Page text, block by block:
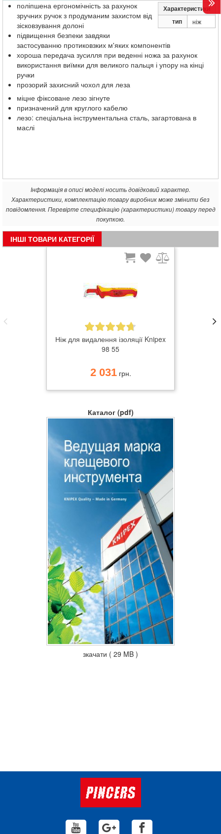
Характеристики
тип
ніж
поліпшена ергономічність за рахунок
зручних ручок з продуманим захистом від
зісковзування долоні
підвищення безпеки завдяки
застосуванню протиковзких м'яких компонентів
хороша передача зусилля при веденні ножа за рахунок
використання виїмки для великого пальця і упору на кінці
ручки
прозорий захисний чохол для леза
міцне фіксоване лезо зігнуте
призначений для круглого кабелю
лезо: спеціальна інструментальна сталь, загартована в
маслі
Інформація в описі моделі носить довідковий характер.
Характеристики, комплектацію товару виробник може змінити без
повідомлення. Перевірте специфікацію (характеристики) товару перед
покупкою.
ІНШІ ТОВАРИ КАТЕГОРІЇ
Ніж для видалення ізоляції Knipex
98 55
2 031грн.
Каталог (pdf)
зкачати ( 29 MB )